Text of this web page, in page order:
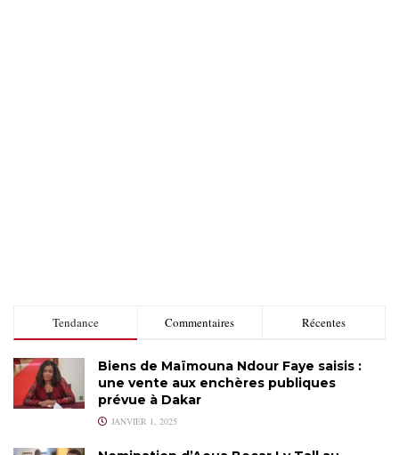
Tendance Commentaires Récentes
Biens de Maïmouna Ndour Faye saisis :
une vente aux enchères publiques
prévue à Dakar
JANVIER 1, 2025